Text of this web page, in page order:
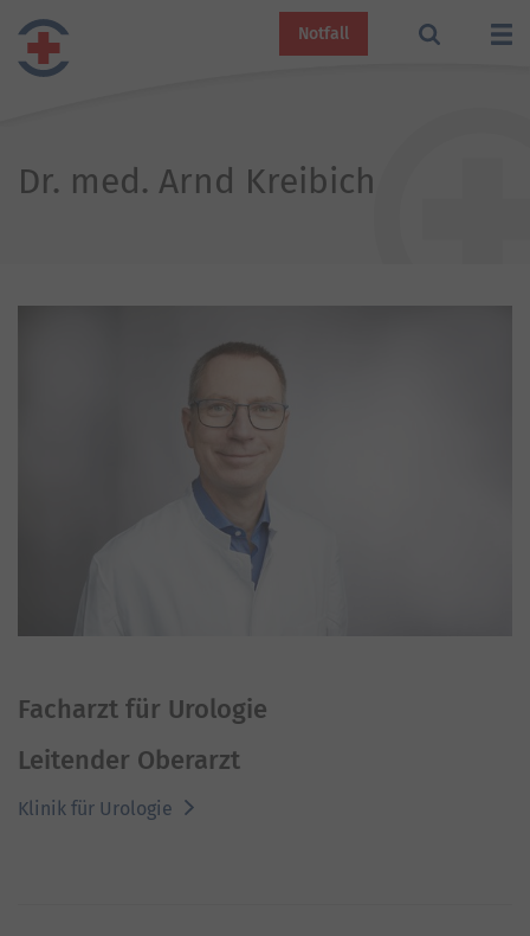
Notfall
Dr. med. Arnd Kreibich
Facharzt für Urologie
Leitender Oberarzt
Klinik für Urologie